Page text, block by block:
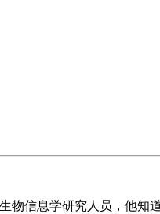
物信息学研究人员，他知